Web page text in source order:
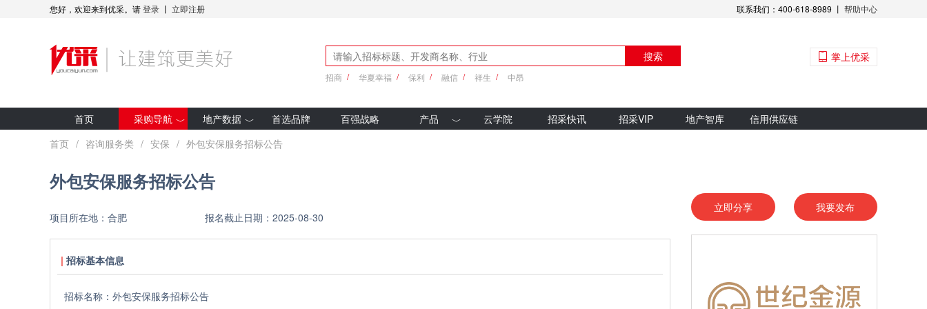
您好，欢迎来到优采。请登录 丨 立即注册 联系我们：400-618-8989 丨 帮助中心
搜索
招商 华夏幸福 保利 融信 祥生 中昂
掌上优采
首页
采购导航
最新招标
采购人动态
地产数据
房企拿地
全装修项目
首选品牌 百强战略
产品
云学院 招采快讯 招采VIP 地产智库
信用供应链
首页 / 咨询服务类 / 安保 / 外包安保服务招标公告
外包安保服务招标公告
项目所在地： 合肥 报名截止日期： 2025-08-30
招标基本信息
招标名称： 外包安保服务招标公告
立即分享 我要发布